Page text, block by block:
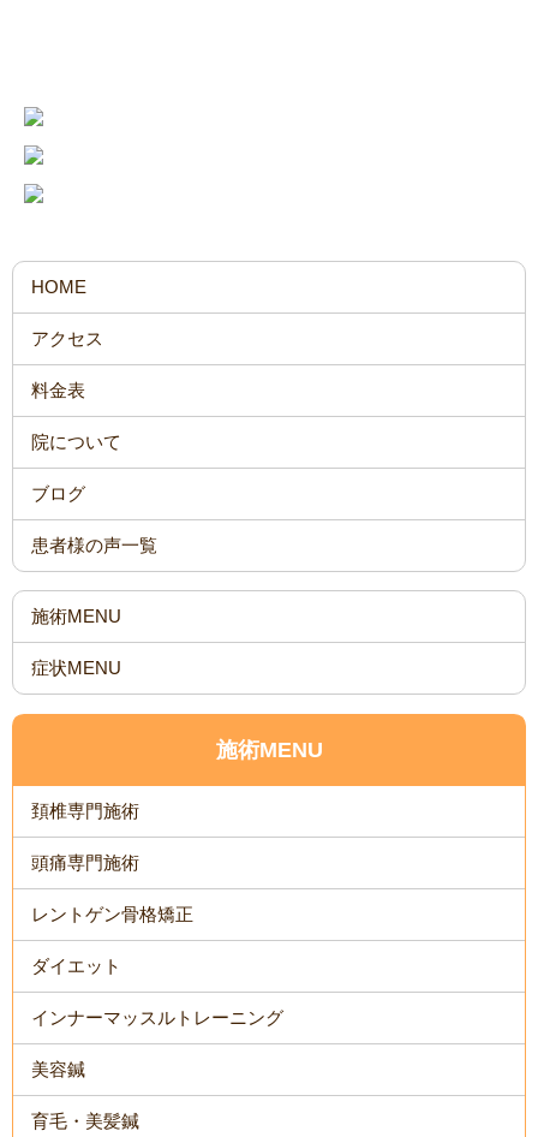
HOME
アクセス
料金表
院について
ブログ
患者様の声一覧
施術MENU
症状MENU
施術MENU
頚椎専門施術
頭痛専門施術
レントゲン骨格矯正
ダイエット
インナーマッスルトレーニング
美容鍼
育毛・美髪鍼